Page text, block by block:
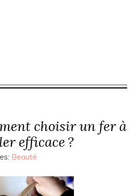
choisir un fer à
efficace ?
Beauté